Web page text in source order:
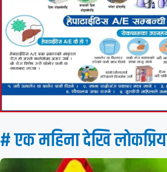
# एक महिना देखि लाेकप्रिय